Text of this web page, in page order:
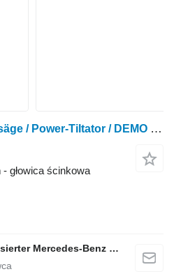
Westtech CS610 Greifersäge / Power-Tiltator / DEMO / 2025
głowica ścinkowa
Stefan Ebert GmbH - Autorisierter Mercedes-Benz Servicepartner